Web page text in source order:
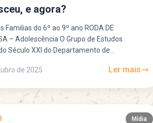
e agora?
Familias do 6º ao 9º ano RODA DE
– Adolescência O Grupo de Estudos
Século XXI do Departamento de
de 2025
Ler mais
Mídia